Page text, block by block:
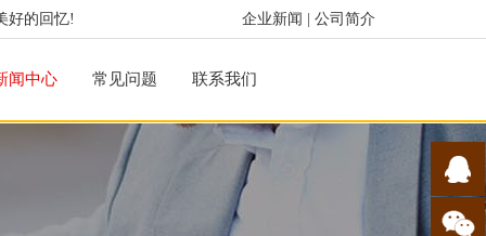
企业新闻 公司简介
好的回忆!
闻中心 常见问题 联系我们